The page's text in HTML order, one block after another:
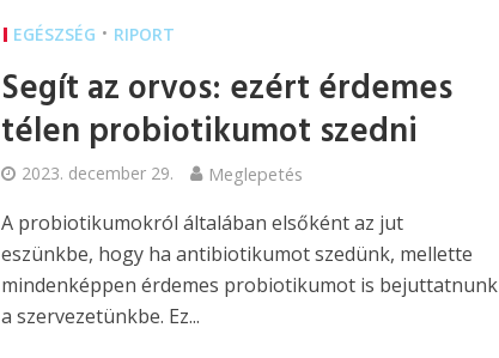
EGÉSZSÉG • RIPORT
Segít az orvos: ezért érdemes
télen probiotikumot szedni
2023. december 29. Meglepetés
A probiotikumokról általában elsőként az jut
eszünkbe, hogy ha antibiotikumot szedünk, mellette
mindenképpen érdemes probiotikumot is bejuttatnunk
a szervezetünkbe. Ez...